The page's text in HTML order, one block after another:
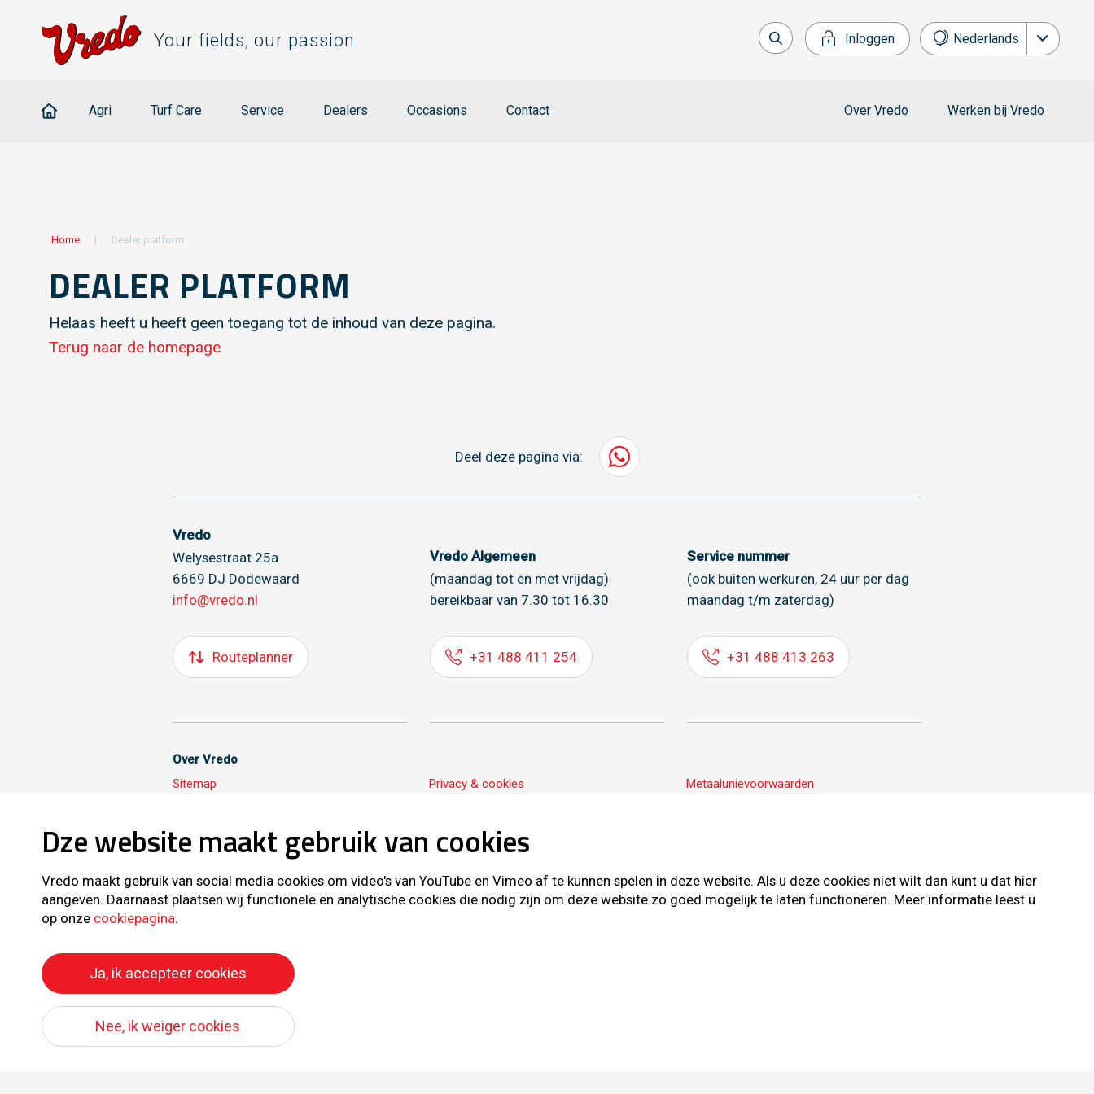
Your fields, our passion Inloggen Nederlands
Français
Agri Turf Care Service Dealers Occasions Contact Over Vredo Werken bij Vredo
Home | Dealer platform
DEALER PLATFORM
Helaas heeft u heeft geen toegang tot de inhoud van deze pagina.
Terug naar de homepage
Deel deze pagina via:
Vredo
Welysestraat 25a
6669 DJ Dodewaard
info@vredo.nl
Routeplanner
Vredo Algemeen
(maandag tot en met vrijdag)
bereikbaar van 7.30 tot 16.30
+31 488 411 254
Service nummer
(ook buiten werkuren, 24 uur per dag
maandag t/m zaterdag)
+31 488 413 263
Over Vredo
Sitemap
Privacy & cookies Metaalunievoorwaarden
Volg ons ook op
All right reserved © Vredo 2026.
Dze website maakt gebruik van cookies
Vredo maakt gebruik van social media cookies om video's van YouTube en Vimeo af te kunnen spelen in deze website. Als u deze cookies niet wilt dan kunt u dat hier
aangeven. Daarnaast plaatsen wij functionele en analytische cookies die nodig zijn om deze website zo goed mogelijk te laten functioneren. Meer informatie leest u
op onze cookiepagina.
Ja, ik accepteer cookies
Nee, ik weiger cookies